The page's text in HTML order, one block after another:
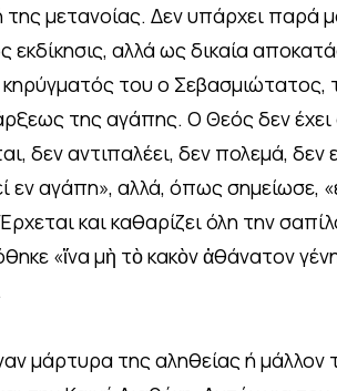
της μετανοίας. Δεν υπάρχει παρά
αλλά ως δικαία
κηρύγματός του ο
της αγάπης. Ο Θεός δεν έχει
δεν αντιπαλέει, δεν πολεμά, δεν
εν αγάπη», αλλά, όπως σημείωσε,
και καθαρίζει όλη την
«ἵνα μὴ τὸ κακὸν ἀθάνατον
μάρτυρα της αληθείας ή μάλλον